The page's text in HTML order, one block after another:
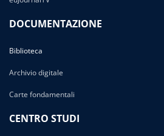
DOCUMENTAZIONE
Biblioteca
Archivio digitale
Carte fondamentali
CENTRO STUDI